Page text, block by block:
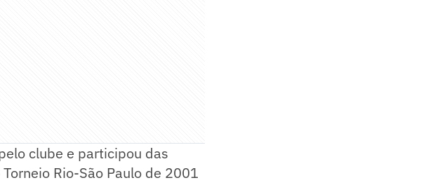
clube e participou das
Rio-São Paulo de 2001